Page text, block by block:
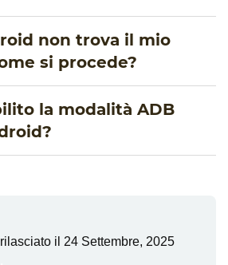
non trova il mio
si procede?
la modalità ADB
rilasciato il 24 Settembre, 2025